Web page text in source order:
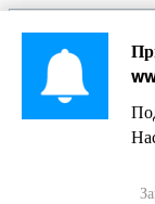
Главная
Новости
Довідкова
Фото
Оголошення
Видео
Жизнь